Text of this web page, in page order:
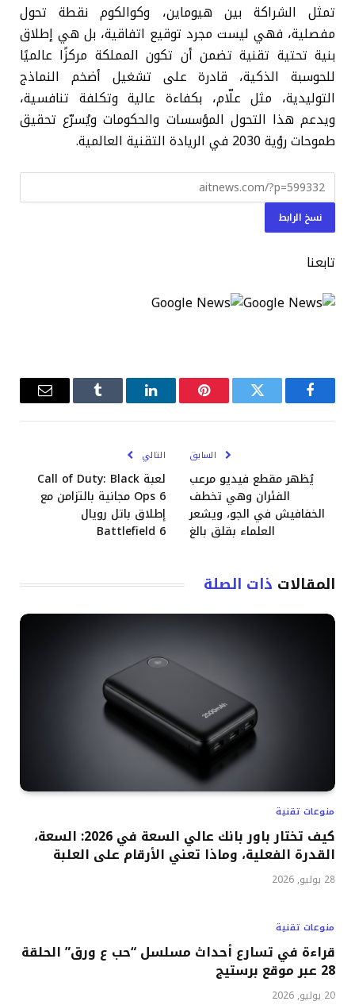
تمثل الشراكة بين هيوماين، وكوالكوم نقطة تحول
مفصلية، فهي ليست مجرد توقيع اتفاقية، بل هي إطلاق
بنية تحتية تقنية تضمن أن تكون المملكة مركزًا عالميًا
للحوسبة الذكية، قادرة على تشغيل أضخم النماذج
التوليدية، مثل علّام، بكفاءة عالية وتكلفة تنافسية،
ويدعم هذا التحول المؤسسات والحكومات ويُسرّع تحقيق
طموحات رؤية 2030 في الريادة التقنية العالمية.
نسخ الرابط
تابعنا
فيسبوكتويتر بينتيريستلينكدإن Tumblrالبريد
السابق
يُظهر مقطع فيديو مرعب
الفئران وهي تخطف
الخفافيش في الجو، ويشعر
العلماء بقلق بالغ
التالي
لعبة Call of Duty: Black
Ops 6 مجانية بالتزامن مع
إطلاق باتل رويال
Battlefield 6
المقالات ذات الصلة
منوعات تقنية
كيف تختار باور بانك عالي السعة في 2026: السعة،
القدرة الفعلية، وماذا تعني الأرقام على العلبة
28 يوليو, 2026
منوعات تقنية
قراءة في تسارع أحداث مسلسل “حب ع ورق” الحلقة
28 عبر موقع برستيج
20 يوليو, 2026